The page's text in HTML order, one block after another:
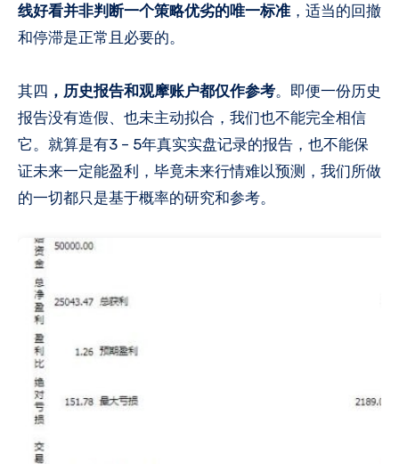
线好看并非判断一个策略优劣的唯一标准 ，适当的回撤
和停滞是正常且必要的。
其四 ，历史报告和观摩账户都仅作参考。即便一份历史
报告没有造假、也未主动拟合，我们也不能完全相信
它。就算是有3 – 5年真实实盘记录的报告，也不能保
证未来一定能盈利，毕竟未来行情难以预测，我们所做
的一切都只是基于概率的研究和参考。